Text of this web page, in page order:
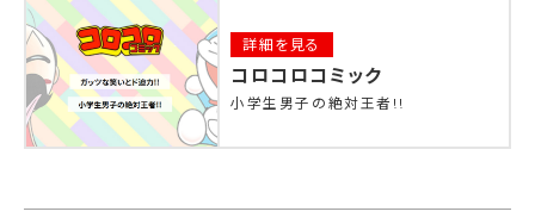
詳細を見る
コロコロコミック
小学生男子の絶対王者!!